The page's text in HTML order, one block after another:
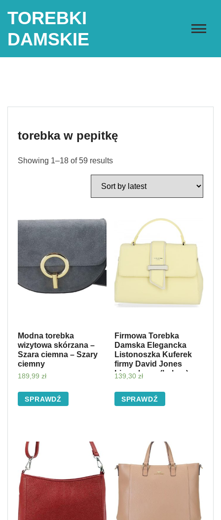
TOREBKI
DAMSKIE
torebka w pepitkę
Showing 1–18 of 59 results
Modna torebka
wizytowa skórzana –
Szara ciemna – Szary
ciemny
189,99 zł
SPRAWDŹ
Firmowa Torebka
Damska Elegancka
Listonoszka Kuferek
firmy David Jones
Limonkowa (kolory)
139,30 zł
SPRAWDŹ